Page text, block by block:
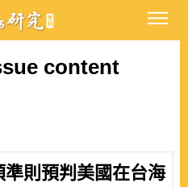
content
則預判美國在台海